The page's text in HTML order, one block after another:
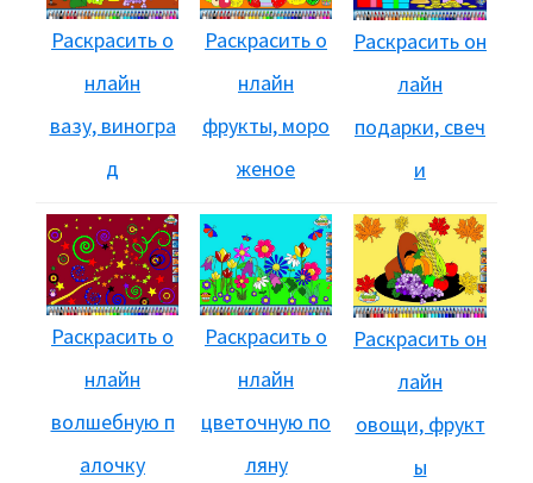
Раскрасить о
нлайн
вазу, виногра
д
Раскрасить о
нлайн
фрукты, моро
женое
Раскрасить он
лайн
подарки, свеч
и
Раскрасить о
нлайн
волшебную п
алочку
Раскрасить о
нлайн
цветочную по
ляну
Раскрасить он
лайн
овощи, фрукт
ы